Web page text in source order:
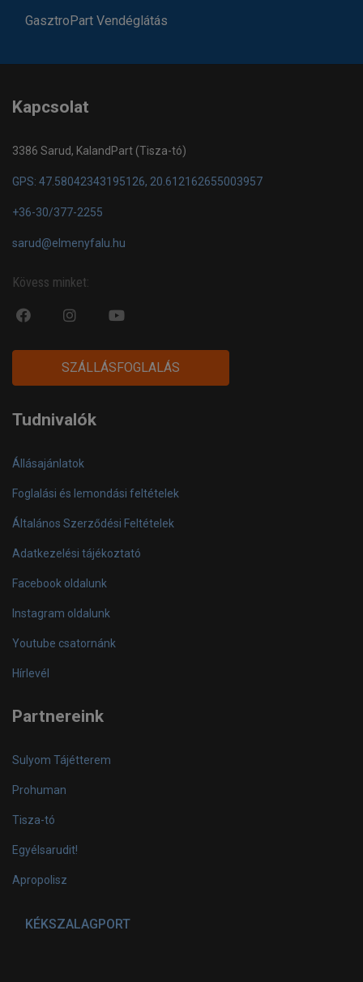
GasztroPart Vendéglátás
Kapcsolat
3386 Sarud, KalandPart (Tisza-tó)
GPS: 47.58042343195126, 20.612162655003957
+36-30/377-2255
sarud@elmenyfalu.hu
Kövess minket:
fa
facebook-
official
instagram
fa
youtube-
play
SZÁLLÁSFOGLALÁS
Tudnivalók
Állásajánlatok
Foglalási és lemondási feltételek
Általános Szerződési Feltételek
Adatkezelési tájékoztató
Facebook oldalunk
Instagram oldalunk
Youtube csatornánk
Hírlevél
Partnereink
Sulyom Tájétterem
Prohuman
Tisza-tó
Egyélsarudit!
Apropolisz
KÉKSZALAGPORT